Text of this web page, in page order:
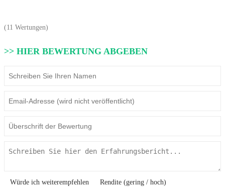
(11 Wertungen)
>> HIER BEWERTUNG ABGEBEN
Würde ich weiterempfehlen Rendite (gering / hoch)